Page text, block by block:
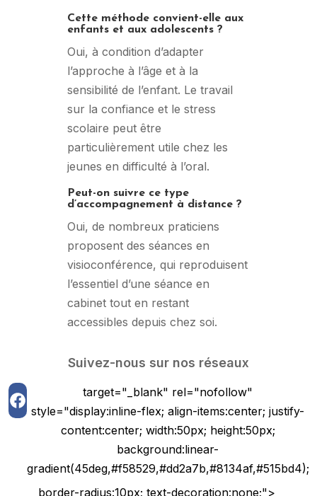
Cette méthode convient-elle aux
enfants et aux adolescents ?
Oui, à condition d’adapter
l’approche à l’âge et à la
sensibilité de l’enfant. Le travail
sur la confiance et le stress
scolaire peut être
particulièrement utile chez les
jeunes en difficulté à l’oral.
Peut-on suivre ce type
d’accompagnement à distance ?
Oui, de nombreux praticiens
proposent des séances en
visioconférence, qui reproduisent
l’essentiel d’une séance en
cabinet tout en restant
accessibles depuis chez soi.
Suivez-nous sur nos réseaux
target="_blank" rel="nofollow"
style="display:inline-flex; align-items:center; justify-
content:center; width:50px; height:50px;
background:linear-
gradient(45deg,#f58529,#dd2a7b,#8134af,#515bd4);
border-radius:10px; text-decoration:none;">